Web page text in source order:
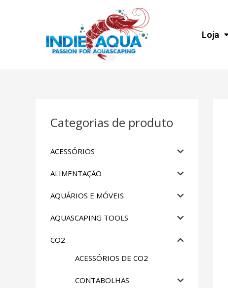
Loja
Categorias de produto
ACESSÓRIOS
ALIMENTAÇÃO
AQUÁRIOS E MÓVEIS
AQUASCAPING TOOLS
CO2
ACESSÓRIOS DE CO2
CONTABOLHAS